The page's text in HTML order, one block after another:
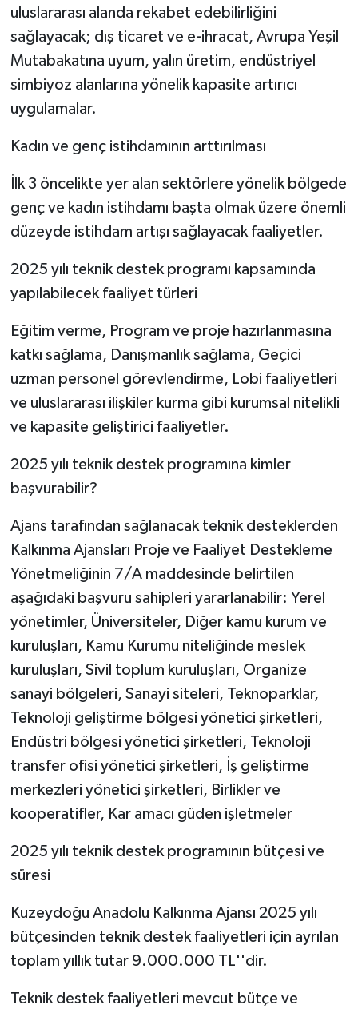
uluslararası alanda rekabet edebilirliğini
sağlayacak; dış ticaret ve e-ihracat, Avrupa Yeşil
Mutabakatına uyum, yalın üretim, endüstriyel
simbiyoz alanlarına yönelik kapasite artırıcı
uygulamalar.
Kadın ve genç istihdamının arttırılması
İlk 3 öncelikte yer alan sektörlere yönelik bölgede
genç ve kadın istihdamı başta olmak üzere önemli
düzeyde istihdam artışı sağlayacak faaliyetler.
2025 yılı teknik destek programı kapsamında
yapılabilecek faaliyet türleri
Eğitim verme, Program ve proje hazırlanmasına
katkı sağlama, Danışmanlık sağlama, Geçici
uzman personel görevlendirme, Lobi faaliyetleri
ve uluslararası ilişkiler kurma gibi kurumsal nitelikli
ve kapasite geliştirici faaliyetler.
2025 yılı teknik destek programına kimler
başvurabilir?
Ajans tarafından sağlanacak teknik desteklerden
Kalkınma Ajansları Proje ve Faaliyet Destekleme
Yönetmeliğinin 7/A maddesinde belirtilen
aşağıdaki başvuru sahipleri yararlanabilir: Yerel
yönetimler, Üniversiteler, Diğer kamu kurum ve
kuruluşları, Kamu Kurumu niteliğinde meslek
kuruluşları, Sivil toplum kuruluşları, Organize
sanayi bölgeleri, Sanayi siteleri, Teknoparklar,
Teknoloji geliştirme bölgesi yönetici şirketleri,
Endüstri bölgesi yönetici şirketleri, Teknoloji
transfer ofisi yönetici şirketleri, İş geliştirme
merkezleri yönetici şirketleri, Birlikler ve
kooperatifler, Kar amacı güden işletmeler
2025 yılı teknik destek programının bütçesi ve
süresi
Kuzeydoğu Anadolu Kalkınma Ajansı 2025 yılı
bütçesinden teknik destek faaliyetleri için ayrılan
toplam yıllık tutar 9.000.000 TL''dir.
Teknik destek faaliyetleri mevcut bütçe ve